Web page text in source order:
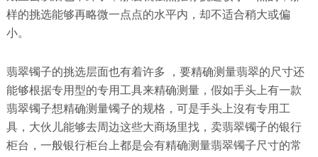
样的挑选能够再略微一点点的水平内，却不适合稍大或偏
小。
翡翠镯子的挑选层面也有着许多 ，要精确测量翡翠的尺寸还
能够根据专用型的专用工具来精确测量，假如手头上有一款
翡翠镯子想精确测量镯子的规格，可是手头上沒有专用工
具，大伙儿能够去周边这些大商场里找，卖翡翠镯子的银行
柜台，一般银行柜台上都是会有精确测量翡翠镯子尺寸的常